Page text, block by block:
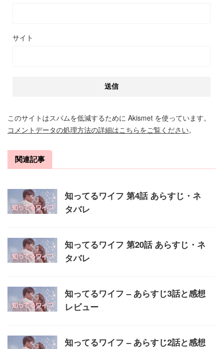
サイト
このサイトはスパムを低減するために Akismet を使っています。
コメントデータの処理方法の詳細はこちらをご覧ください。
関連記事
知ってるワイフ 第4話 あらすじ・ネ
タバレ
知ってるワイフ 第20話 あらすじ・ネ
タバレ
知ってるワイフ – あらすじ3話と感想
レビュー
知ってるワイフ – あらすじ2話と感想